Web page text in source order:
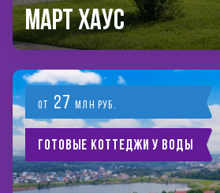
Март Хаус
от 27млн руб.
Готовые коттеджи у воды